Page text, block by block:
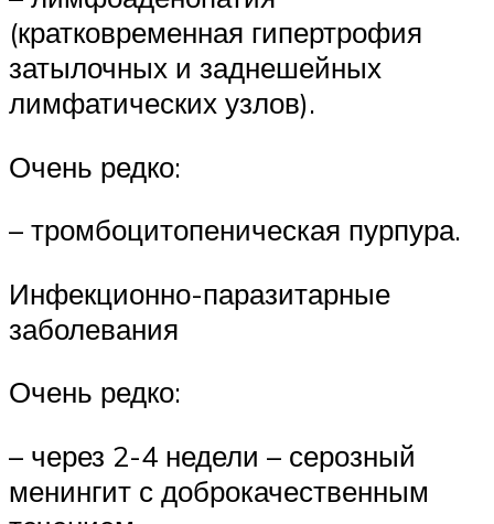
(кратковременная гипертрофия
затылочных и заднешейных
лимфатических узлов).
Очень редко:
– тромбоцитопеническая пурпура.
Инфекционно-паразитарные
заболевания
Очень редко:
– через 2-4 недели – серозный
менингит с доброкачественным